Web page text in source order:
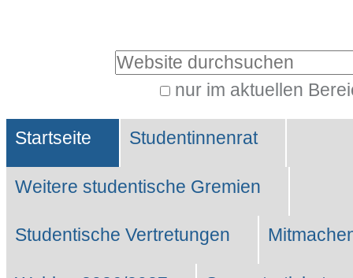
Website durchsuchen
nur im aktuellen
Suche…
Sektionen
Startseite Studentinnenrat
Weitere studentische Gremien
Studentische Vertretungen